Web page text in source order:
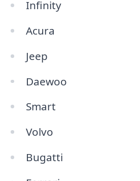
Infinity
Acura
Jeep
Daewoo
Smart
Volvo
Bugatti